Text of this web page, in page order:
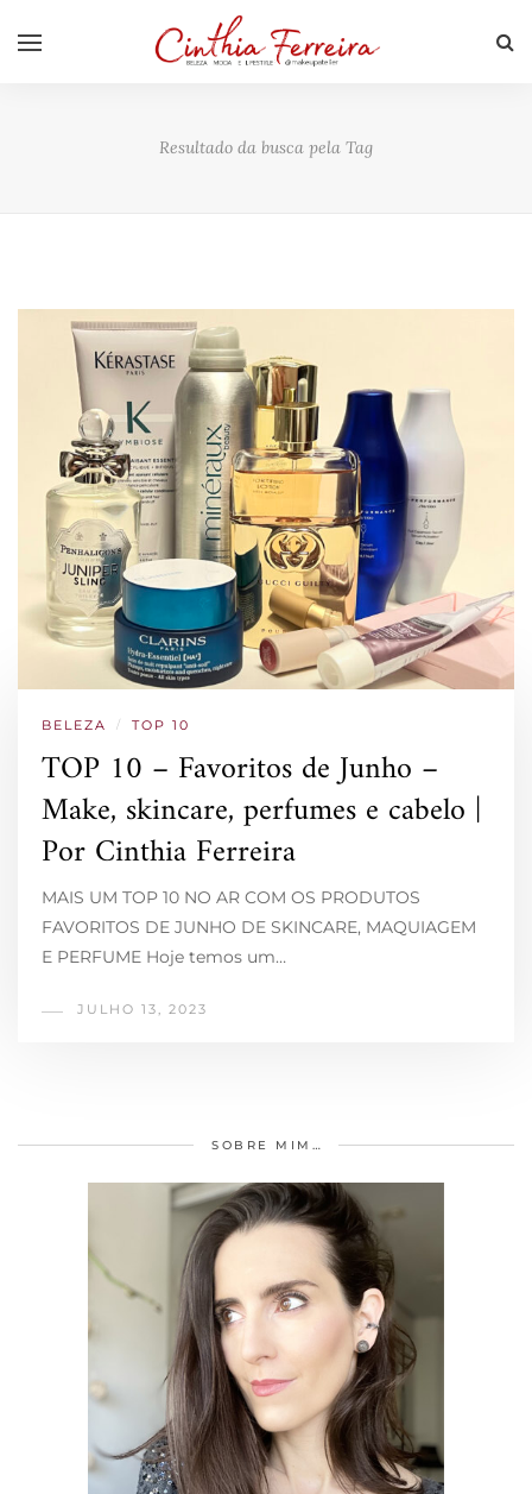
Resultado da busca pela Tag
BELEZA / TOP 10
TOP 10 – Favoritos de Junho –
Make, skincare, perfumes e cabelo |
Por Cinthia Ferreira
MAIS UM TOP 10 NO AR COM OS PRODUTOS
FAVORITOS DE JUNHO DE SKINCARE, MAQUIAGEM
E PERFUME Hoje temos um…
JULHO 13, 2023
SOBRE MIM…